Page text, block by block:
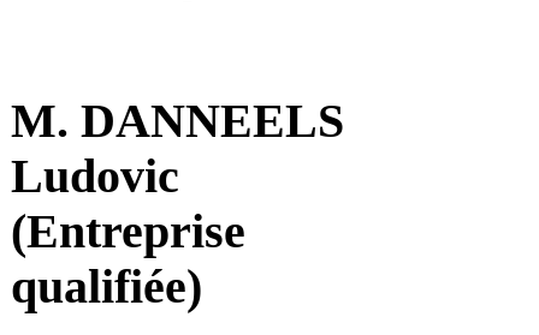
M. DANNEELS
Ludovic
(Entreprise
qualifiée)